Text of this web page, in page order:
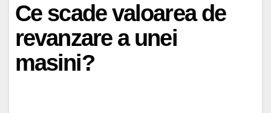
Ce scade valoarea de
revanzare a unei
masini?